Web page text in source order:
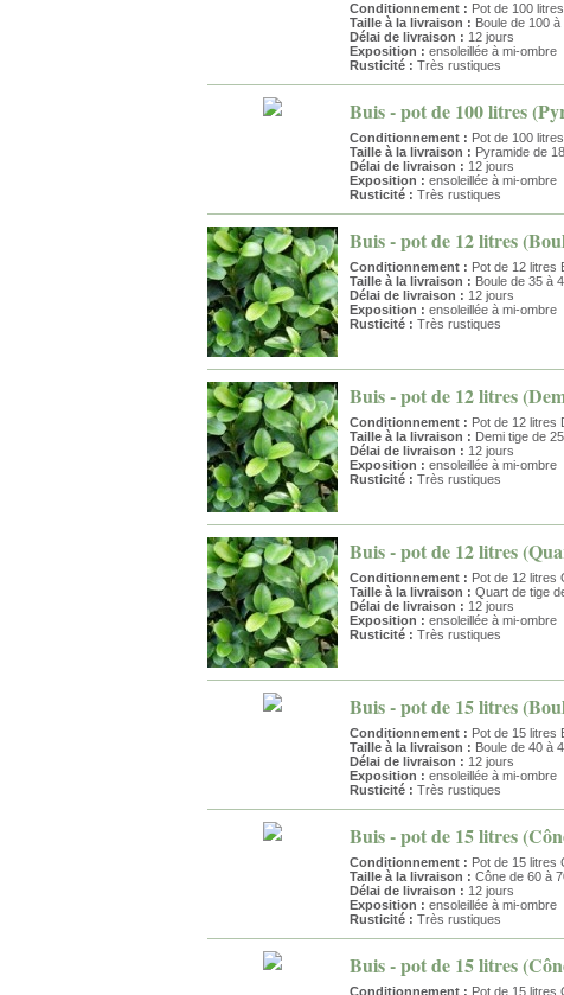
Conditionnement : Pot de 100
Taille à la livraison : Boule de 100
Délai de livraison : 12 jours
Exposition : ensoleillée à mi-ombre
Rusticité : Très rustiques
Buis - pot de 100 litres
Conditionnement : Pot de 100
Taille à la livraison : Pyramide de
Délai de livraison : 12 jours
Exposition : ensoleillée à mi-ombre
Rusticité : Très rustiques
Buis - pot de 12 litres
Conditionnement : Pot de 12 litres
Taille à la livraison : Boule de 35 à
Délai de livraison : 12 jours
Exposition : ensoleillée à mi-ombre
Rusticité : Très rustiques
Buis - pot de 12 litres
Conditionnement : Pot de 12 litres
Taille à la livraison : Demi tige de
Délai de livraison : 12 jours
Exposition : ensoleillée à mi-ombre
Rusticité : Très rustiques
Buis - pot de 12 litres
Conditionnement : Pot de 12 litres
Taille à la livraison : Quart de tige
Délai de livraison : 12 jours
Exposition : ensoleillée à mi-ombre
Rusticité : Très rustiques
Buis - pot de 15 litres
Conditionnement : Pot de 15 litres
Taille à la livraison : Boule de 40 à
Délai de livraison : 12 jours
Exposition : ensoleillée à mi-ombre
Rusticité : Très rustiques
Buis - pot de 15 litres
Conditionnement : Pot de 15 litres
Taille à la livraison : Cône de 60 à
Délai de livraison : 12 jours
Exposition : ensoleillée à mi-ombre
Rusticité : Très rustiques
Buis - pot de 15 litres
Conditionnement : Pot de 15 litres